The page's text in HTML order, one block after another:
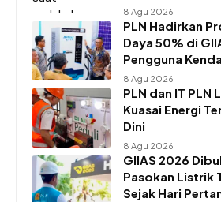
8 Agu 2026
PLN Hadirkan
Daya 50% di
Pengguna
8 Agu 2026
PLN dan IT PLN
Kuasai Energi
Dini
8 Agu 2026
GIIAS 2026
Pasokan Listrik
Sejak Hari